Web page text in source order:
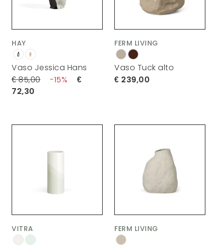
HAY
Vaso Jessica Hans
85,00
15
72,30
FERM LIVING
Vaso Tuck alto
239,00
VITRA FERM LIVING